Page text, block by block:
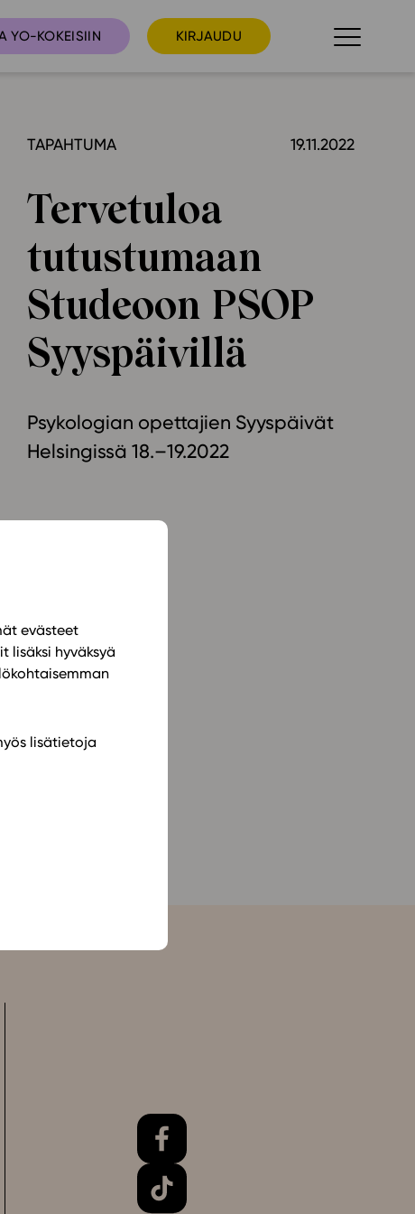
evästeet
lisäksi hyväksyä
lisätietoja
YO-KOKEISIIN KIRJAUDU
periaatteet
Ota yhteyttä
TAPAHTUMA 19.11.2022
Tervetuloa
tutustumaan
Studeoon PSOP
Syyspäivillä
Psykologian opettajien Syyspäivät
Helsingissä 18.–19.2022